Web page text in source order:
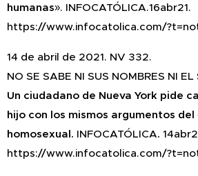
humanas». INFOCATÓLICA.16abr21.
https://www.infocatolica.com/
14 de abril de 2021. NV 332.
NO SE SABE NI SUS NOMBRES NI
Un ciudadano de Nueva York pide
hijo con los mismos argumentos
homosexual. INFOCATÓLICA.
https://www.infocatolica.com/